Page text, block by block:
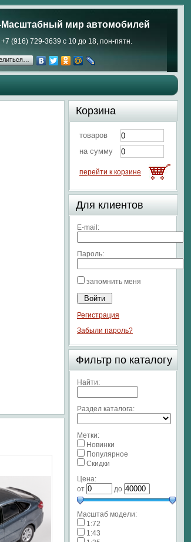
Масштабный мир автомобилей
+7 (916) 729-3639 с 10 до 18, пон-пятн.
Корзина
товаров
на сумму
перейти к корзине
Для клиентов
E-mail:
Пароль:
запомнить меня
Регистрация
Забыли пароль?
Фильтр по каталогу
Найти:
Раздел каталога:
Метки:
Новинки
Популярное
Скидки
Цена:
от
до
Масштаб модели:
1:72
1:43